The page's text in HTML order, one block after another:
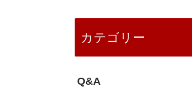
カテゴリー
Q&A